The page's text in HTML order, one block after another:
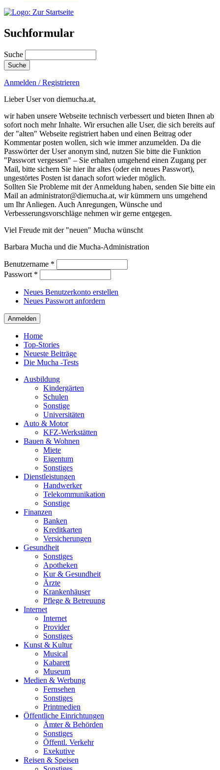
Suchformular
Suche
Anmelden / Registrieren
Lieber User von diemucha.at,
wir haben unsere Webseite technisch verbessert und bieten Ihnen ab
sofort noch mehr Inhalte. Wir ersuchen alle User, die sich bereits auf
der "alten" Webseite registriert haben und einen Beitrag oder
Kommentar posten wollen, sich wie immer anzumelden. Da die
Passwörter der User anonym sind, nutzen Sie bitte die Funktion
"Passwort vergessen" – Sie erhalten umgehend einen Zugang per
Mail, bitte sichern Sie hier ihr altes (oder ein neues Passwort),
ungestörtes Posten ist danach sofort wieder möglich.
Sollten Sie Probleme mit der Anmeldung haben, senden Sie bitte ein
Mail an administrator@diemucha.at, wir kümmern uns umgehend
um Ihr Anliegen. Auch Anregungen, Wünsche und
Verbesserungsvorschläge nehmen wir gerne entgegen.
Viel Freude mit der "neuen" Mucha wünscht
Barbara Mucha und die Mucha-Administration
Benutzername *
Passwort *
Neues Benutzerkonto erstellen
Neues Passwort anfordern
Home
Top-Stories
Neueste Beiträge
Die Mucha -Tests
Ausbildung
Kindergärten
Schulen
Sonstige
Universitäten
Auto & Motor
KFZ-Werkstätten
Bauen & Wohnen
Miete
Eigentum
Sonstiges
Dienstleistungen
Handwerker
Telekommunikation
Sonstige
Finanzen
Banken
Kreditkarten
Versicherungen
Gesundheit
Sonstiges
Apotheken
Kur & Gesundheit
Ärzte
Krankenhäuser
Pflege & Betreuung
Internet
Internet
Provider
Sonstiges
Kunst & Kultur
Musical
Kabarett
Museum
Medien & Werbung
Fernsehen
Sonstiges
Printmedien
Öffentliche Einrichtungen
Ämter & Behörden
Sonstiges
Öffentl. Verkehr
Exekutive
Reisen & Speisen